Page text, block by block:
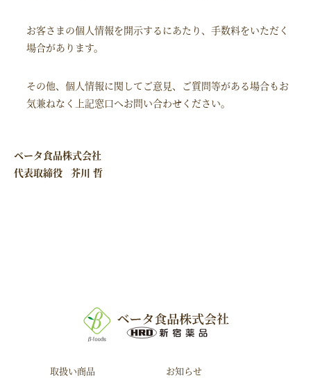
お客さまの個人情報を開示するにあたり、手数料をいただく
場合があります。
その他、個人情報に関してご意見、ご質問等がある場合もお
気兼ねなく上記窓口へお問い合わせください。
ベータ食品株式会社
代表取締役 芥川 哲
取扱い商品 お知らせ